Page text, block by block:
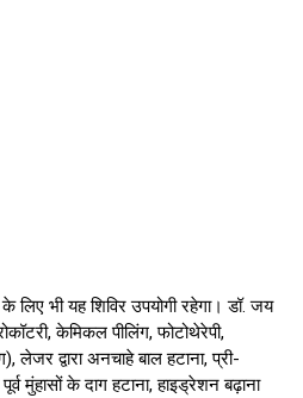
लिए भी यह शिविर उपयोगी रहेगा। डॉ. जय
केमिकल पीलिंग, फोटोथेरेपी,
लेजर द्वारा अनचाहे बाल हटाना, प्री-
मुंहासों के दाग हटाना, हाइड्रेशन बढ़ाना